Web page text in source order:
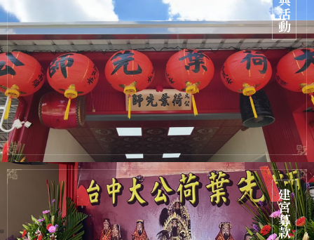
建宮募款